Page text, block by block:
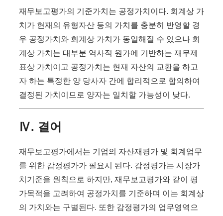
재무보고평가의 기준가치는 공정가치이다. 회계상 가
치가 현재의 유형자산 등의 가치를 충분히 반영할 경
우 공정가치와 회계상 가치가 동일해질 수 있으나 회
계상 가치는 대부분 역사적 원가에 기반하는 재무제
표상 가치이고 공정가치는 현재 자산의 교환을 하고
자 하는 특정한 양 당사자 간에 합리적으로 합의하여
결정된 가치이므로 양자는 일치할 가능성이 낮다.
Ⅳ. 결어
재무보고평가에서는 기업의 자산재평가 및 회계업무
를 위한 감정평가가 필요시 된다. 감정평가는 시장가
치기준을 원칙으로 하지만, 재무보고평가와 같이 평
가목적을 고려하여 공정가치를 기준하며 이는 회계상
의 가치와는 구별된다. 또한 감정평가의 업무영역으